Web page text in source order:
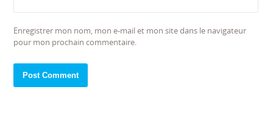
Enregistrer mon nom, mon e-mail et mon site dans le navigateur
pour mon prochain commentaire.